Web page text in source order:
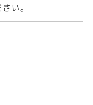
い。